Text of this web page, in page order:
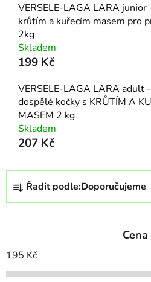
VERSELE-LAGA LARA junior
krůtím a kuřecím masem pro
2kg
Skladem
199 Kč
VERSELE-LAGA LARA adult
dospělé kočky s KRŮTÍM A
MASEM 2 kg
Skladem
207 Kč
Ř
z
í
p
Řadit podle:Doporučujeme
Cena
195 Kč